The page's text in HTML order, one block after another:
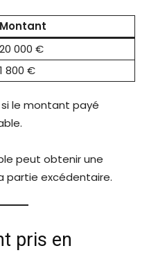
Montant
20 000 €
1 800 €
le montant payé
peut obtenir une
partie excédentaire.
pris en